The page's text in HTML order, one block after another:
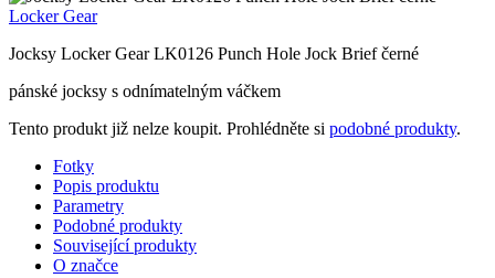
Locker Gear
Jocksy Locker Gear LK0126 Punch Hole Jock Brief černé
pánské jocksy s odnímatelným váčkem
Tento produkt již nelze koupit. Prohlédněte si podobné produkty.
Fotky
Popis produktu
Parametry
Podobné produkty
Související produkty
O značce